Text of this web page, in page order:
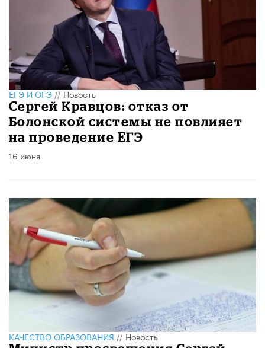
ЕГЭ И ОГЭ//Новость
Сергей Кравцов: отказ от
Болонской системы не повлияет
на проведение ЕГЭ
16 июня
КАЧЕСТВО ОБРАЗОВАНИЯ//Новость